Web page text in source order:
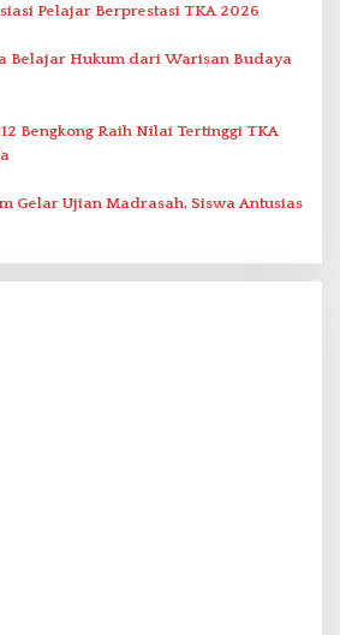
Pelajar Berprestasi TKA 2026
Belajar Hukum dari Warisan Budaya
Bengkong Raih Nilai Tertinggi TKA
Gelar Ujian Madrasah, Siswa Antusias